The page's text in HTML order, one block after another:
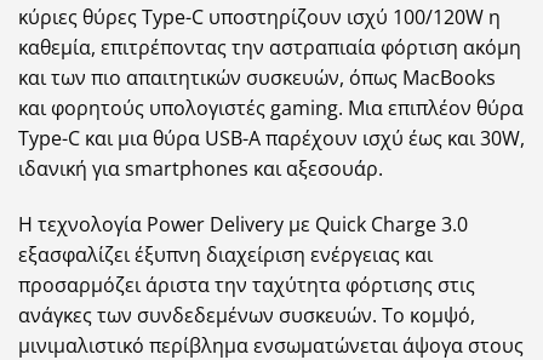
κύριες θύρες Type-C υποστηρίζουν ισχύ 100/120W η
καθεμία, επιτρέποντας την αστραπιαία φόρτιση ακόμη
και των πιο απαιτητικών συσκευών, όπως MacBooks
και φορητούς υπολογιστές gaming. Μια επιπλέον θύρα
Type-C και μια θύρα USB-A παρέχουν ισχύ έως και 30W,
ιδανική για smartphones και αξεσουάρ.
Η τεχνολογία Power Delivery με Quick Charge 3.0
εξασφαλίζει έξυπνη διαχείριση ενέργειας και
προσαρμόζει άριστα την ταχύτητα φόρτισης στις
ανάγκες των συνδεδεμένων συσκευών. Το κομψό,
μινιμαλιστικό περίβλημα ενσωματώνεται άψογα στους